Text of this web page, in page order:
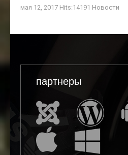
мая 12, 2017 Hits:14191 Новости
партнеры